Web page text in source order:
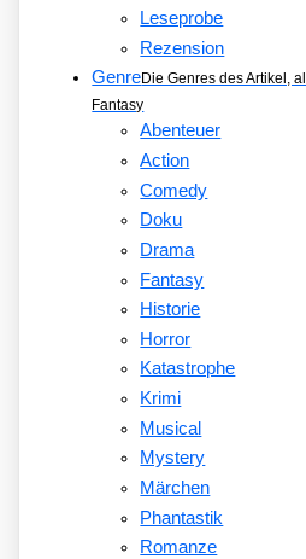
Leseprobe
Rezension
GenreDie Genres des Artikel,
Fantasy
Abenteuer
Action
Comedy
Doku
Drama
Fantasy
Historie
Horror
Katastrophe
Krimi
Musical
Mystery
Märchen
Phantastik
Romanze